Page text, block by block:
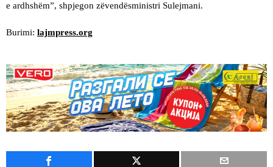
e ardhshëm”, shpjegon zëvendësministri Sulejmani.
Burimi: lajmpress.org